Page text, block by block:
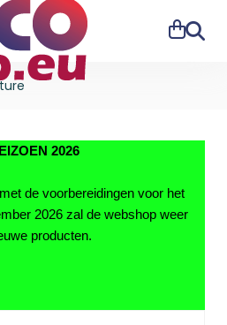
2026
de voorbereidingen voor het
2026 zal de webshop weer
producten.